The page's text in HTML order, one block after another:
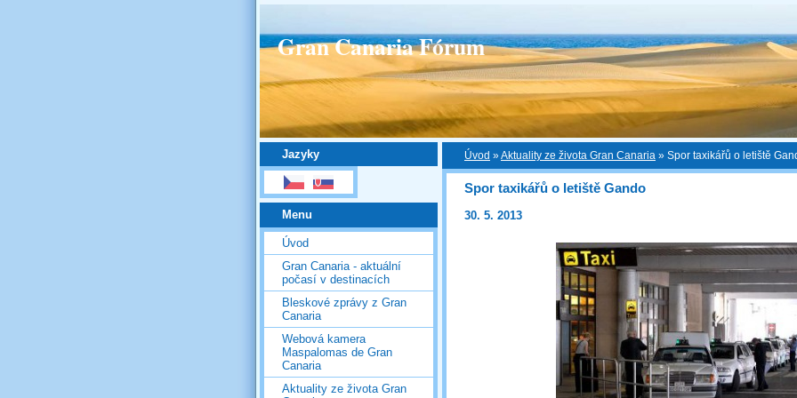
Gran Canaria Fórum
Jazyky
Menu
Úvod
Gran Canaria - aktuální
počasí v destinacích
Bleskové zprávy z Gran
Canaria
Webová kamera
Maspalomas de Gran
Canaria
Aktuality ze života Gran
Úvod »Aktuality ze života Gran Canaria » Spor taxikářů o letiště
Spor taxikářů o letiště Gando
30. 5. 2013